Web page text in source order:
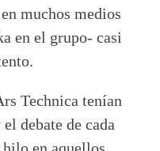
muchos medios
en el grupo- casi
Technica tenían
debate de cada